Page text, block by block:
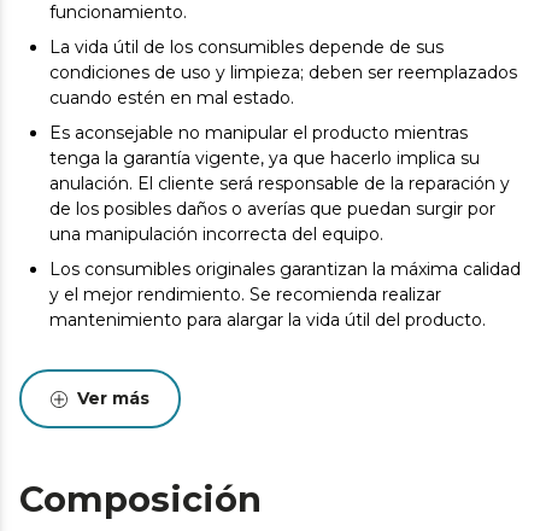
funcionamiento.
La vida útil de los consumibles depende de sus
condiciones de uso y limpieza; deben ser reemplazados
cuando estén en mal estado.
Es aconsejable no manipular el producto mientras
tenga la garantía vigente, ya que hacerlo implica su
anulación. El cliente será responsable de la reparación y
de los posibles daños o averías que puedan surgir por
una manipulación incorrecta del equipo.
Los consumibles originales garantizan la máxima calidad
y el mejor rendimiento. Se recomienda realizar
mantenimiento para alargar la vida útil del producto.
Ver más
Composición